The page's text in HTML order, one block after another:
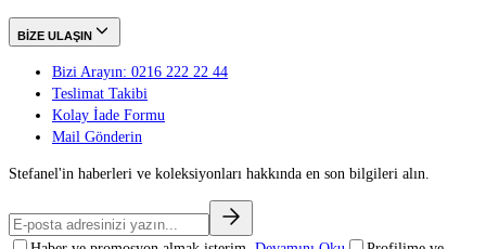
BİZE ULAŞIN
Bizi Arayın: 0216 222 22 44
Teslimat Takibi
Kolay İade Formu
Mail Gönderin
Stefanel'in haberleri ve koleksiyonları hakkında en son bilgileri alın.